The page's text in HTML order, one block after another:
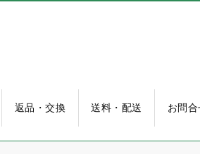
返品・交換 送料・配送 お問合